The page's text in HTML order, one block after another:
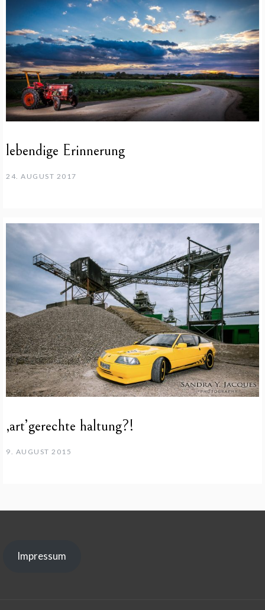
lebendige Erinnerung
24. AUGUST 2017
‚art’gerechte haltung?!
9. AUGUST 2015
Impressum